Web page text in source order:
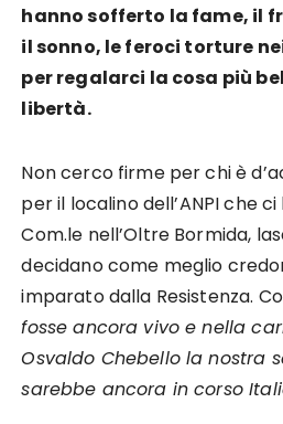
hanno sofferto la fame, il
il sonno, le feroci torture
per regalarci la cosa più
libertà.
Non cerco firme per chi è
per il localino dell’ANPI che
Com.le nell’Oltre Bormida,
decidano come meglio
imparato dalla Resistenza.
fosse ancora vivo e nella
Osvaldo Chebello la nostra
sarebbe ancora in corso